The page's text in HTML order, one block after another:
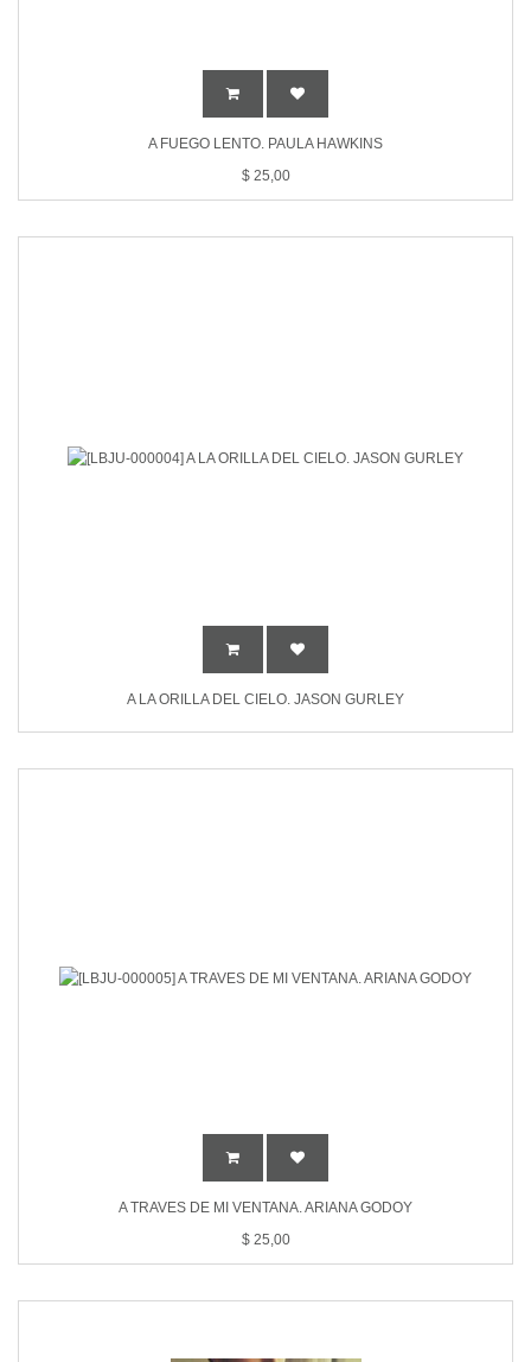
A FUEGO LENTO. PAULA HAWKINS
$ 25,00
A LA ORILLA DEL CIELO. JASON GURLEY
A TRAVES DE MI VENTANA. ARIANA GODOY
$ 25,00